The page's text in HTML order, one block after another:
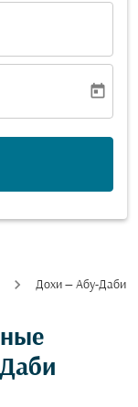
today
Дохи — Абу-Даби